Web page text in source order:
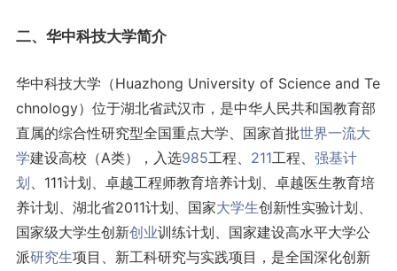
二、华中科技大学简介
华中科技大学（Huazhong University of Science and Te
chnology）位于湖北省武汉市，是中华人民共和国教育部
直属的综合性研究型全国重点大学、国家首批世界一流大
学建设高校（A类），入选985工程、 211工程、 强基计
划 、111计划、卓越工程师教育培养计划、卓越医生教育培
养计划、湖北省2011计划、国家大学生创新性实验计划、
国家级大学生创新创业训练计划、国家建设高水平大学公
派研究生项目、新工科研究与实践项目，是全国深化创新